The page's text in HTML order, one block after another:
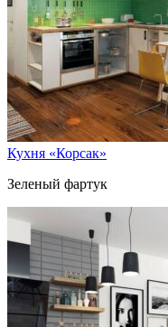
Кухня «Корсак»
Зеленый фартук